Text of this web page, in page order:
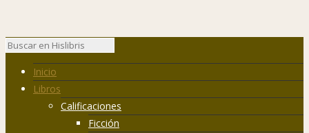
Inicio
Libros
Calificaciones
Ficción